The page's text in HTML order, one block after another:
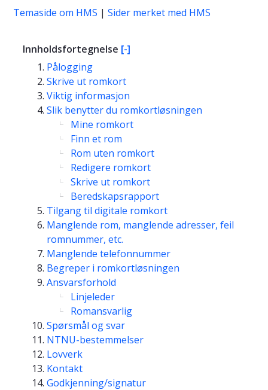
Temaside om HMS | Sider merket med HMS
Innholdsfortegnelse [-]
Pålogging
Skrive ut romkort
Viktig informasjon
Slik benytter du romkortløsningen
Mine romkort
Finn et rom
Rom uten romkort
Redigere romkort
Skrive ut romkort
Beredskapsrapport
Tilgang til digitale romkort
Manglende rom, manglende adresser, feil
romnummer, etc.
Manglende telefonnummer
Begreper i romkortløsningen
Ansvarsforhold
Linjeleder
Romansvarlig
Spørsmål og svar
NTNU-bestemmelser
Lovverk
Kontakt
Godkjenning/signatur